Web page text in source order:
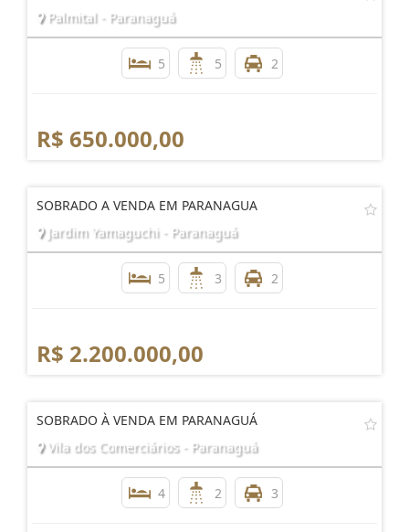
Palmital - Paranaguá
5 5 2
R$ 650.000,00
SOBRADO A VENDA EM PARANAGUA
Jardim Yamaguchi - Paranaguá
5 3 2
R$ 2.200.000,00
SOBRADO À VENDA EM PARANAGUÁ
Vila dos Comerciários - Paranaguá
4 2 3